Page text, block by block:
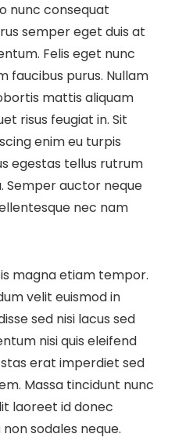
nunc consequat
semper eget duis at
Felis eget nunc
faucibus purus. Nullam
mattis aliquam
risus feugiat in. Sit
enim eu turpis
egestas tellus rutrum
Semper auctor neque
nec nam
magna etiam tempor.
velit euismod in
sed nisi lacus sed
nisi quis eleifend
erat imperdiet sed
Massa tincidunt nunc
laoreet id donec
sodales neque.